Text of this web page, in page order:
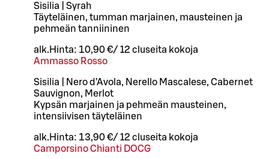
Sisilia | Syrah
Täyteläinen, tumman marjainen, mausteinen ja
pehmeän tanniininen
alk. Hinta: 10,90 €/ 12 cl useita kokoja
Ammasso Rosso
Sisilia | Nero d’Avola, Nerello Mascalese, Cabernet
Sauvignon, Merlot
Kypsän marjainen ja pehmeän mausteinen,
intensiivisen täyteläinen
alk. Hinta: 13,90 €/ 12 cl useita kokoja
Camporsino Chianti DOCG